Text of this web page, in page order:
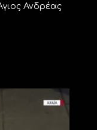
Ανδρέας